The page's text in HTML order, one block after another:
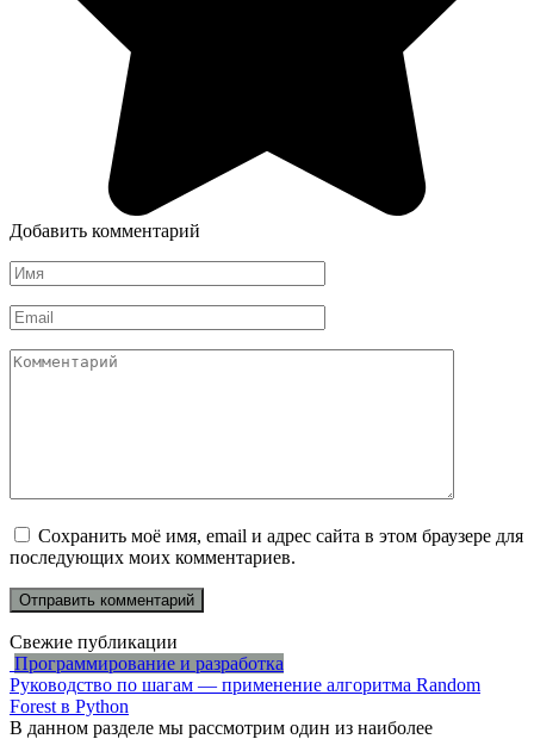
Добавить комментарий
Имя
*
Email
*
Комментарий
Сохранить моё имя, email и адрес сайта в этом браузере для
последующих моих комментариев.
Свежие публикации
Программирование и разработка
Руководство по шагам — применение алгоритма Random
Forest в Python
В данном разделе мы рассмотрим один из наиболее